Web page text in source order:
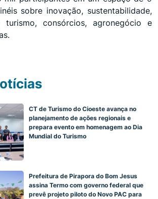
sobre inovação, sustentabilidade,
turismo, consórcios, agronegócio e
CT de Turismo do Cioeste avança no
planejamento de ações regionais e
prepara evento em homenagem ao Dia
Mundial do Turismo
Prefeitura de Pirapora do Bom Jesus
assina Termo com governo federal que
prevê projeto piloto do Novo PAC para